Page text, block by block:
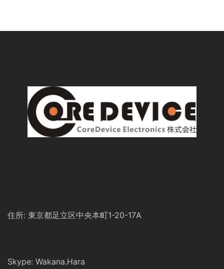
住所: 東京都足立区中央本町1-20-17A
Skype: Wakana.Hara